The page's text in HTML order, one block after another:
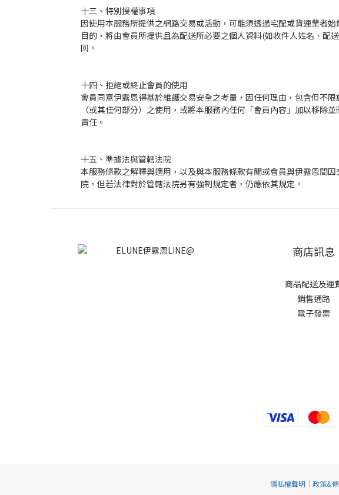
十三、特別授權事項
因使用本服務所提供之網路交易或活動，可能須透過宅配或貨運業者
目的，將由會員所提供且為配送所必要之個人資料(如收件人姓名、
回。
十四、拒絕或終止會員的使用
會員同意伊露恩得基於維護交易安全之考量，因任何理由，包含但不
（或其任何部分）之使用，或將本服務內任何「會員內容」加以移
責任。
十五、準據法與管轄法院
本服務條款之解釋與適用，以及與本服務條款有關或會員與伊露恩間
院，但若法律對於管轄法院另有強制規定者，仍應依其規定。
商店訊息
商品配送及運
銷售通路
電子發票
隱私權聲明｜ 政策&